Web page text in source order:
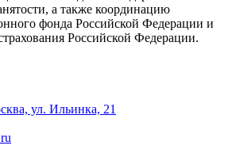
а также координацию
фонда Российской Федерации и
Российской Федерации.
ул. Ильинка, 21